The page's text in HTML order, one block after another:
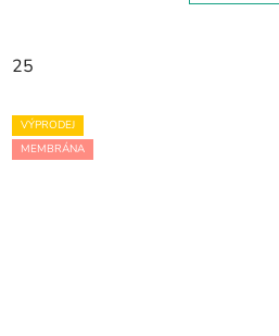
25
VÝPRODEJ
MEMBRÁNA